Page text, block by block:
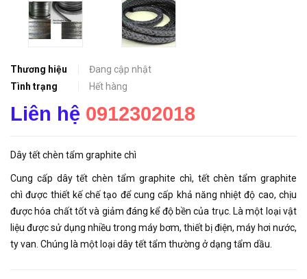
Thương hiệu
Đang cập nhật
Tình trạng
Hết hàng
Liên hệ 0912302018
Dây tết chèn tẩm graphite chì
Cung cấp dây tết chèn tẩm graphite chì, tết chèn tẩm graphite
chì được thiết kế chế tạo để cung cấp khả năng nhiệt độ cao, chịu
được hóa chất tốt và giảm đáng kể độ bền của trục. Là một loại vật
liệu được sử dụng nhiều trong máy bơm, thiết bị điện, máy hơi nước,
ty van. Chúng là một loại dây tết tẩm thường ở dạng tẩm dầu.